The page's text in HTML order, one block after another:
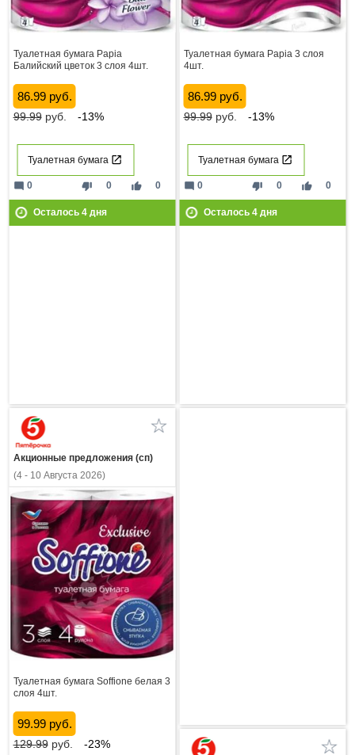
Туалетная бумага Papia
Балийский цветок 3 слоя 4шт.
86.99 руб.
99.99руб. -13%
Туалетная бумага
thumb_down 0 thumb_up 0
mode_comment 0
Осталось 4дня
Туалетная бумага Papia 3 слоя
4шт.
86.99 руб.
99.99руб. -13%
Туалетная бумага
thumb_down 0 thumb_up 0
mode_comment 0
Осталось 4дня
Акционные предложения (сп)
(4 - 10 Августа 2026)
Туалетная бумага Soffione белая 3
слоя 4шт.
99.99 руб.
129.99руб. -23%